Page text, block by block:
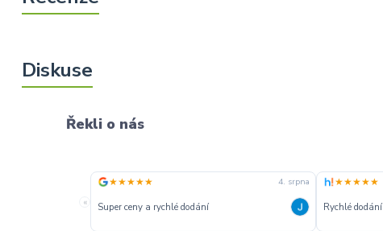
Řekli o nás
«
★★★★★ 4. srpna
Super ceny a rychlé dodání
★★★★★
Rychlé dodání